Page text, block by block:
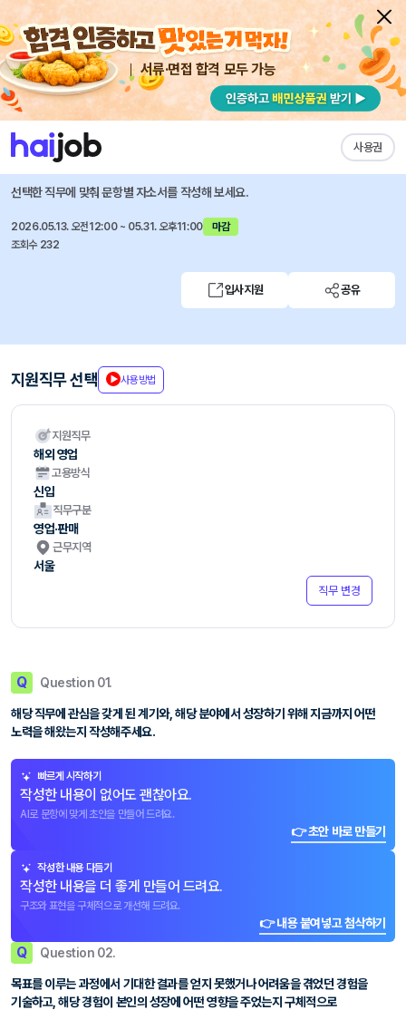
서류·면접 합격 모두 가능
사용권
채용공고 자소서 자유항목 자소서 내 작성목록
현대코퍼레이션그룹
2026년 상반기 The Next Talent 채용
선택한 직무에 맞춰 문항별 자소서를 작성해 보세요.
2026.05.13. 오전12:00 ~ 05.31. 오후11:00
마감
조회수 232
입사지원 공유
지원직무 선택 사용방법
지원직무
해외 영업
고용방식
신입
직무구분
영업·판매
근무지역
서울
직무 변경
Q Question 01.
해당 직무에 관심을 갖게 된 계기와, 해당 분야에서 성장하기 위해 지금까지 어떤
노력을 해왔는지 작성해주세요.
빠르게 시작하기
작성한 내용이 없어도 괜찮아요.
AI로 문항에 맞게 초안을 만들어 드려요.
👉 초안 바로 만들기
작성한 내용 다듬기
작성한 내용을 더 좋게 만들어 드려요.
구조와 표현을 구체적으로 개선해 드려요.
👉 내용 붙여넣고 첨삭하기
Q Question 02.
목표를 이루는 과정에서 기대한 결과를 얻지 못했거나 어려움을 겪었던 경험을
기술하고, 해당 경험이 본인의 성장에 어떤 영향을 주었는지 구체적으로